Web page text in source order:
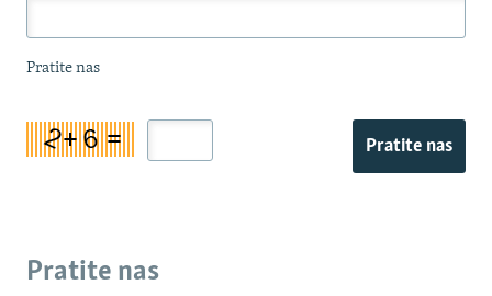
Pratite nas
Pratite nas
Pratite nas